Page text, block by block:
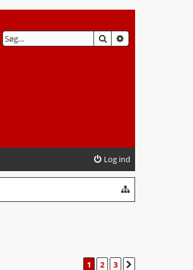
SØG
Log ind
1 2 3